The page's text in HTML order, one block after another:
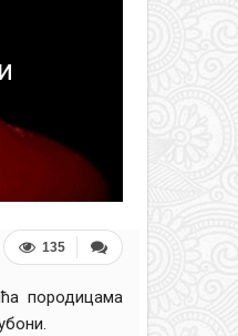
135
породицама